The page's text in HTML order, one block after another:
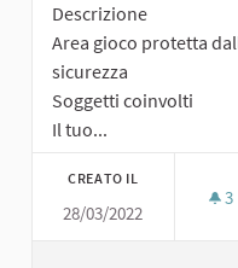
Descrizione
Area gioco protetta
sicurezza
Soggetti coinvolti
Il tuo...
CREATO IL
28/03/2022
3